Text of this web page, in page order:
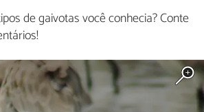
de gaivotas você conhecia? Conte